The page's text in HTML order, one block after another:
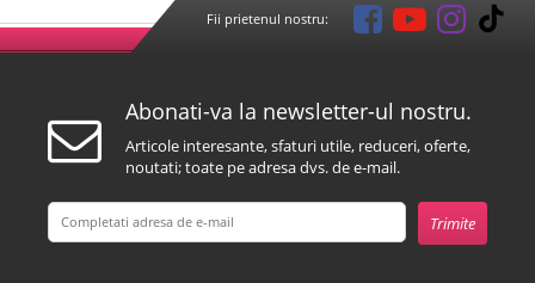
Fii prietenul nostru:
Abonati-va la newsletter-ul nostru.
Articole interesante, sfaturi utile, reduceri, oferte,
noutati; toate pe adresa dvs. de e-mail.